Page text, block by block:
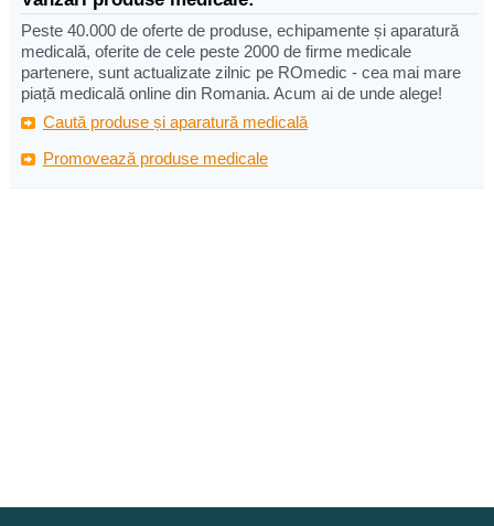
Peste 40.000 de oferte de produse, echipamente și aparatură
medicală, oferite de cele peste 2000 de firme medicale
partenere, sunt actualizate zilnic pe ROmedic - cea mai mare
piață medicală online din Romania. Acum ai de unde alege!
Caută produse și aparatură medicală
Promovează produse medicale